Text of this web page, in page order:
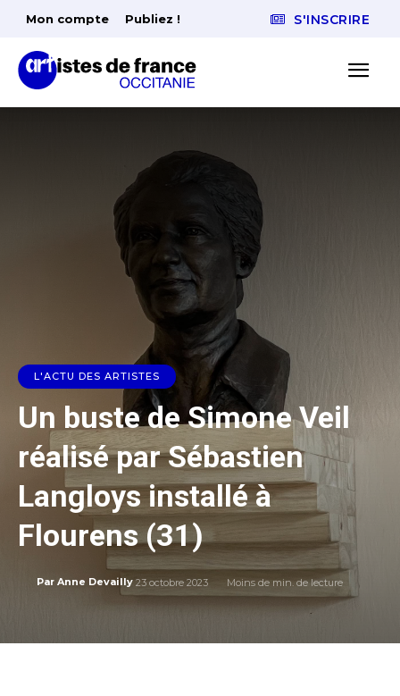
Mon compte Publiez ! S'INSCRIRE
L'ACTU DES ARTISTES
Un buste de Simone Veil
réalisé par Sébastien
Langloys installé à
Flourens (31)
Par Anne Devailly 23 octobre 2023 Moins de min. de lecture